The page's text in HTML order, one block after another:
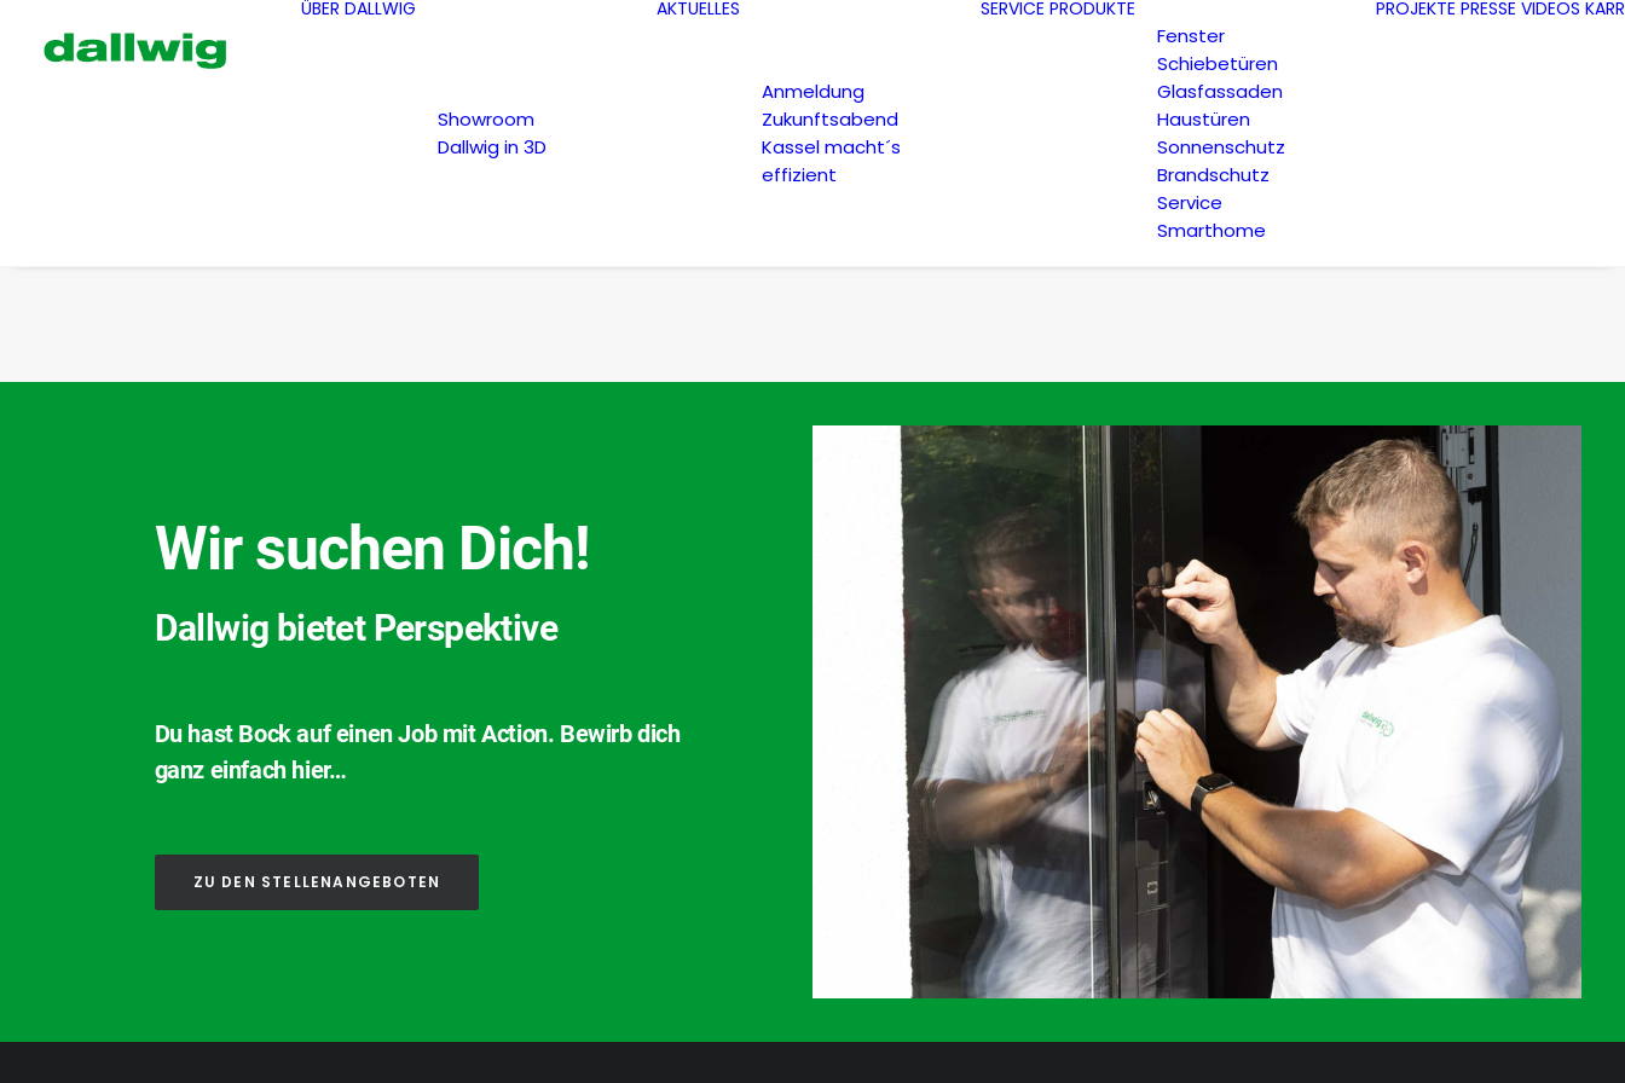
ÜBER DALLWIG
Showroom
Dallwig in 3D
AKTUELLES
Anmeldung
Zukunftsabend
Kassel macht´s
effizient
SERVICE PRODUKTE
Fenster
Schiebetüren
Glasfassaden
Haustüren
Sonnenschutz
Brandschutz
Service
Smarthome
PROJEKTE PRESSE VIDEOS
Wir suchen Dich!
Dallwig bietet Perspektive
Du hast Bock auf einen Job mit Action. Bewirb dich
ganz einfach hier…
ZU DEN STELLENANGEBOTEN